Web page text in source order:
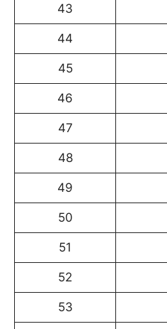
43
44
45
46
47
48
49
50
51
52
53